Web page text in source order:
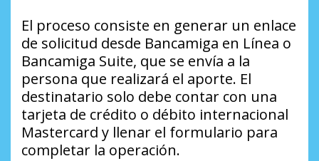
El proceso consiste en generar un enlace
de solicitud desde Bancamiga en Línea o
Bancamiga Suite, que se envía a la
persona que realizará el aporte. El
destinatario solo debe contar con una
tarjeta de crédito o débito internacional
Mastercard y llenar el formulario para
completar la operación.